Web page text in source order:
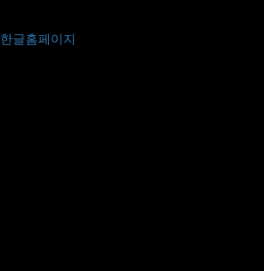
한글홈페이지